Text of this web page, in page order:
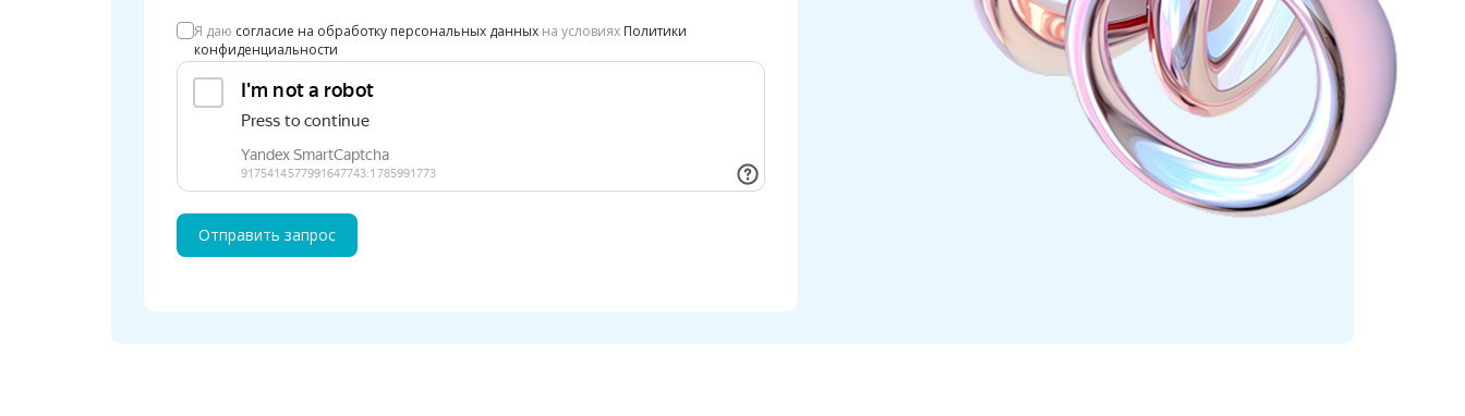
Я даю согласие на обработку персональных данных на условиях Политики
конфиденциальности
Отправить запрос